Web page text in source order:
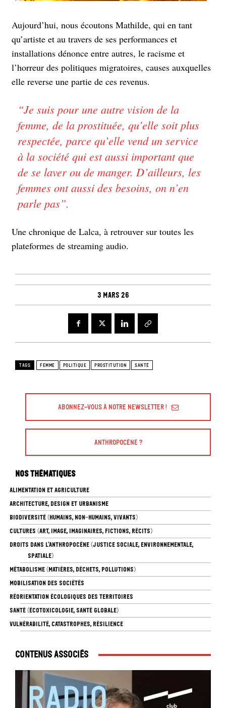
Aujourd’hui, nous écoutons Mathilde, qui en tant
qu’artiste et au travers de ses performances et
installations dénonce entre autres, le racisme et
l’horreur des politiques migratoires, causes auxquelles
elle reverse une partie de ces revenus.
“Je suis pour une autre vision de la
femme, de la prostituée, qu’elle soit plus
respectée, parce qu’elle vend un service
à la société qui est aussi important que
de se laver ou de manger. D’ailleurs, les
femmes ont aussi des besoins, on n’en
parle pas”.
Une chronique de Lalca, à retrouver sur toutes les
plateformes de streaming audio.
3 mars 26
TAGS FEMME POLITIQUE PROSTITUTION SANTÉ
Abonnez-vous à Notre Newsletter !
Anthropocène ?
Nos thématiques
ALIMENTATION ET AGRICULTURE
ARCHITECTURE, DESIGN ET URBANISME
BIODIVERSITÉ (HUMAINS, NON-HUMAINS, VIVANTS)
CULTURES (ART, IMAGE, IMAGINAIRES, FICTIONS, RÉCITS)
DROITS DANS L’ANTHROPOCÈNE (JUSTICE SOCIALE, ENVIRONNEMENTALE,
SPATIALE)
MÉTABOLISME (MATIÈRES, DÉCHETS, POLLUTIONS)
MOBILISATION DES SOCIÉTÉS
RÉORIENTATION ÉCOLOGIQUES DES TERRITOIRES
SANTÉ (ÉCOTOXICOLOGIE, SANTÉ GLOBALE)
VULNÉRABILITÉ, CATASTROPHES, RÉSILIENCE
Contenus associés